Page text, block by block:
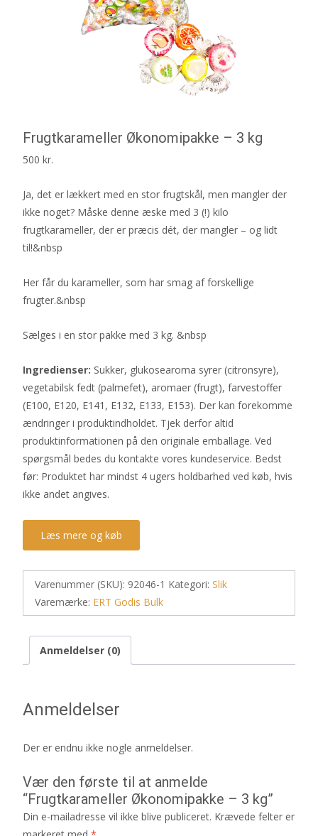
Frugtkarameller Økonomipakke – 3 kg
500 kr.
Ja, det er lækkert med en stor frugtskål, men mangler der
ikke noget? Måske denne æske med 3 (!) kilo
frugtkarameller, der er præcis dét, der mangler – og lidt
til!&nbsp
Her får du karameller, som har smag af forskellige
frugter.&nbsp
Sælges i en stor pakke med 3 kg. &nbsp
Ingredienser: Sukker, glukosearoma syrer (citronsyre),
vegetabilsk fedt (palmefet), aromaer (frugt), farvestoffer
(E100, E120, E141, E132, E133, E153). Der kan forekomme
ændringer i produktindholdet. Tjek derfor altid
produktinformationen på den originale emballage. Ved
spørgsmål bedes du kontakte vores kundeservice. Bedst
før: Produktet har mindst 4 ugers holdbarhed ved køb, hvis
ikke andet angives.
Læs mere og køb
Varenummer (SKU): 92046-1 Kategori: Slik
Varemærke: ERT Godis Bulk
Anmeldelser (0)
Anmeldelser
Der er endnu ikke nogle anmeldelser.
Vær den første til at anmelde
“Frugtkarameller Økonomipakke – 3 kg”
Din e-mailadresse vil ikke blive publiceret. Krævede felter er